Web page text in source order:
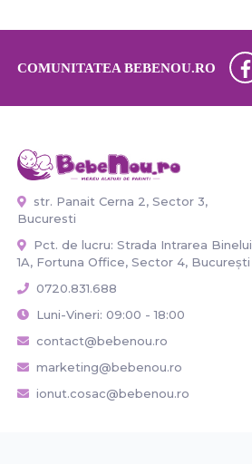
COMUNITATEA BEBENOU.RO
str. Panait Cerna 2, Sector 3,
Bucuresti
Pct. de lucru: Strada Intrarea Binelui
1A, Fortuna Office, Sector 4, București
0720.831.688
Luni-Vineri: 09:00 - 18:00
contact@bebenou.ro
marketing@bebenou.ro
ionut.cosac@bebenou.ro